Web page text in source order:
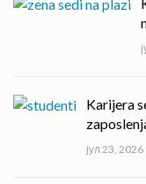
Karijera
јул 23, 2026